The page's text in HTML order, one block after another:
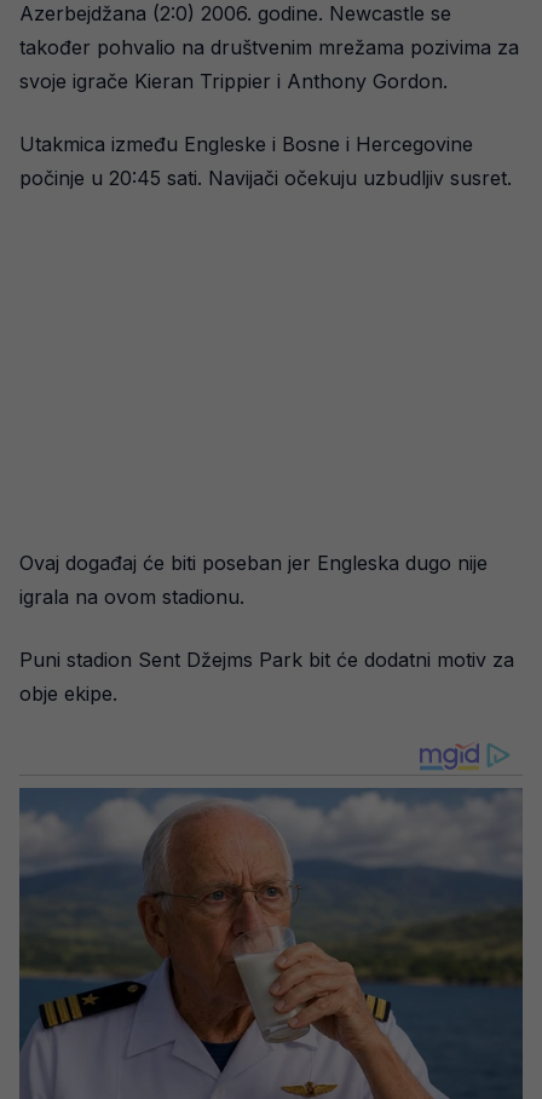
Azerbejdžana (2:0) 2006. godine. Newcastle se
također pohvalio na društvenim mrežama pozivima za
svoje igrače Kieran Trippier i Anthony Gordon.
Utakmica između Engleske i Bosne i Hercegovine
počinje u 20:45 sati. Navijači očekuju uzbudljiv susret.
Ovaj događaj će biti poseban jer Engleska dugo nije
igrala na ovom stadionu.
Puni stadion Sent Džejms Park bit će dodatni motiv za
obje ekipe.